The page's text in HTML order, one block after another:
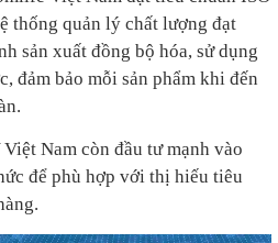
thống quản lý chất lượng đạt
sản xuất đồng bộ hóa, sử dụng
đảm bảo mỗi sản phẩm khi đến
Nam còn đầu tư mạnh vào
để phù hợp với thị hiếu tiêu